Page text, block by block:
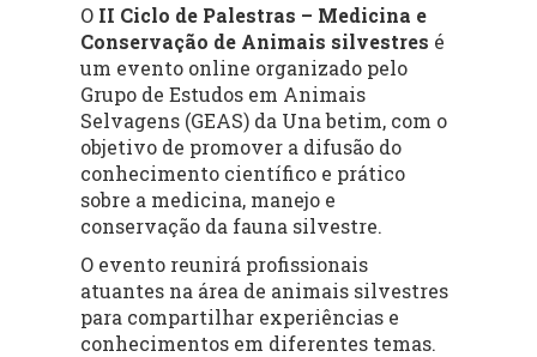
O II Ciclo de Palestras – Medicina e
Conservação de Animais silvestres é
um evento online organizado pelo
Grupo de Estudos em Animais
Selvagens (GEAS) da Una betim, com o
objetivo de promover a difusão do
conhecimento científico e prático
sobre a medicina, manejo e
conservação da fauna silvestre.
O evento reunirá profissionais
atuantes na área de animais silvestres
para compartilhar experiências e
conhecimentos em diferentes temas.